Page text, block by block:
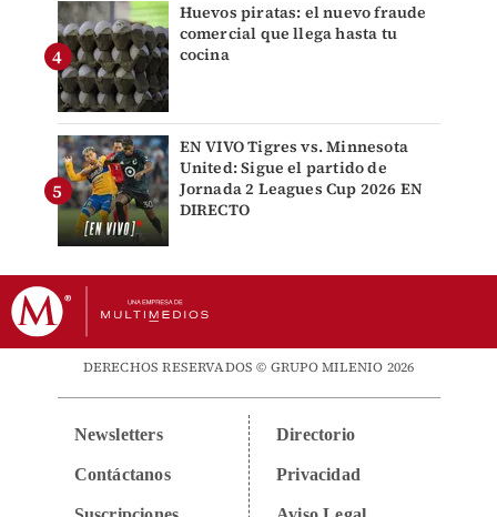
Huevos piratas: el nuevo fraude
comercial que llega hasta tu
cocina
EN VIVO Tigres vs. Minnesota
United: Sigue el partido de
Jornada 2 Leagues Cup 2026 EN
DIRECTO
DERECHOS RESERVADOS © GRUPO MILENIO 2026
Newsletters
Contáctanos
Directorio
Privacidad